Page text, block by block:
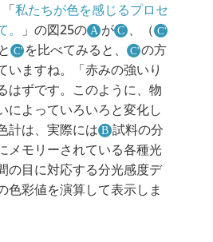
私たちが色を感じるプロセ
」の図25の が
、（
と を比べてみると、
の方
いますね。「赤みの強いり
はずです。このように、物
によっていろいろと変化し
計は、実際には
試料の分
メモリーされている各種光
の目に対応する分光感度デ
色彩値を演算して表示しま